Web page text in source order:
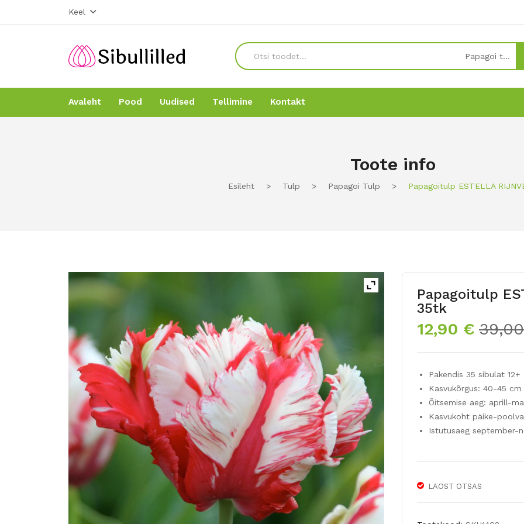
Keel
Papagoi tulp
Avaleht Pood Uudised Tellimine Kontakt
Toote info
Esileht > Tulp > Papagoi Tulp > Papagoitulp ESTELLA
Papagoitulp
35tk
12,90 €
Pakendis 35 sibulat 12+
Kasvukõrgus: 40-45 cm
Õitsemise aeg: aprill-
Kasvukoht päike-
Istutusaeg september-
LAOST OTSAS